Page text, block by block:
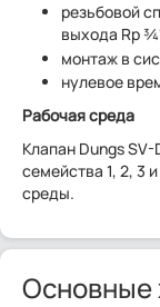
резьбовой
выхода Rp
монтаж в
нулевое
Рабочая среда
Клапан Dungs
семейства 1, 2, 3
среды.
Основные